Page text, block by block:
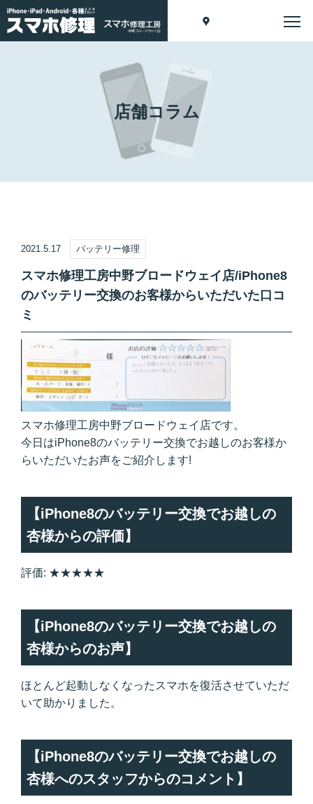
店舗コラム
2021.5.17 バッテリー修理
スマホ修理工房中野ブロードウェイ店/iPhone8
のバッテリー交換のお客様からいただいた口コ
ミ
スマホ修理工房中野ブロードウェイ店です。
今日はiPhone8のバッテリー交換でお越しのお客様か
らいただいたお声をご紹介します!
【iPhone8のバッテリー交換でお越しの
杏様からの評価】
評価: ★★★★★
【iPhone8のバッテリー交換でお越しの
杏様からのお声】
ほとんど起動しなくなったスマホを復活させていただ
いて助かりました。
【iPhone8のバッテリー交換でお越しの
杏様へのスタッフからのコメント】